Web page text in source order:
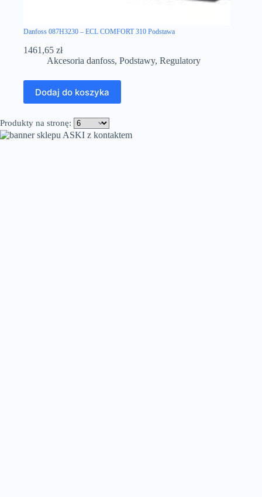
Danfoss 087H3230 – ECL COMFORT 310 Podstawa
1461,65 zł
Akcesoria danfoss, Podstawy, Regulatory
Dodaj do koszyka
Produkty na stronę: